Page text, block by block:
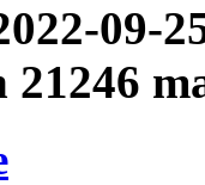
09-
21246